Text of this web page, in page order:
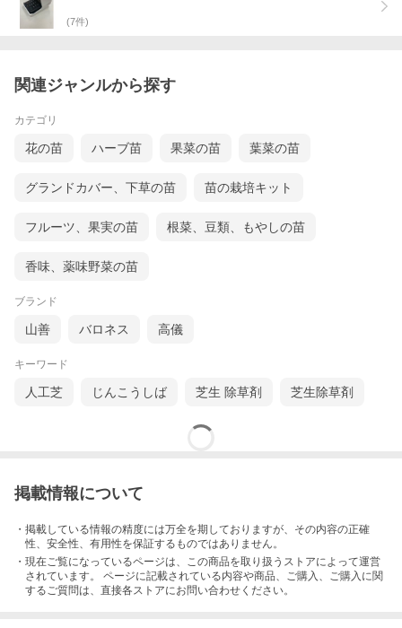
(7件)
関連ジャンルから探す
カテゴリ
花の苗 ハーブ苗 果菜の苗 葉菜の苗
グランドカバー、下草の苗 苗の栽培キット
フルーツ、果実の苗 根菜、豆類、もやしの苗
香味、薬味野菜の苗
ブランド
山善 バロネス 高儀
キーワード
人工芝 じんこうしば 芝生 除草剤 芝生除草剤
掲載情報について
・掲載している情報の精度には万全を期しておりますが、その内容の正確
性、安全性、有用性を保証するものではありません。
・現在ご覧になっているページは、この商品を取り扱うストアによって運営
されています。 ページに記載されている内容や商品、ご購入 、ご購入に関
するご質問は、直接各ストアにお問い合わせください。